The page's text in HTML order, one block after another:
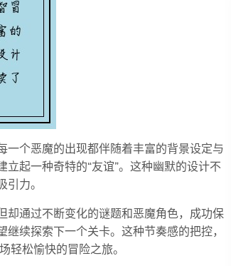
个恶魔的出现都伴随着丰富的背景设定与
起一种奇特的“友谊”。这种幽默的设计不
力。
却通过不断变化的谜题和恶魔角色，成功保
续探索下一个关卡。这种节奏感的把控，
松愉快的冒险之旅。